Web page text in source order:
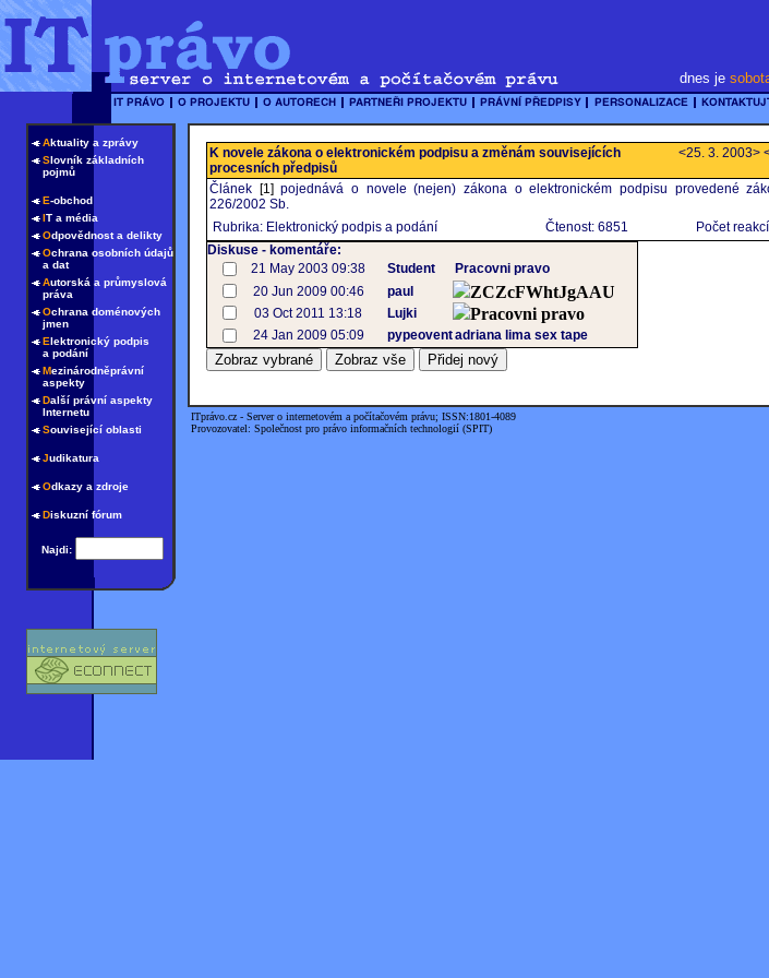
dnes je
Aktuality a zprávy
Slovník základních
pojmů
E-obchod
IT a média
Odpovědnost a delikty
Ochrana osobních údajů
a dat
Autorská a průmyslová
práva
Ochrana doménových
jmen
Elektronický podpis
a podání
Mezinárodněprávní
aspekty
Další právní aspekty
Internetu
Související oblasti
Judikatura
Odkazy a zdroje
Diskuzní fórum
Najdi:
K novele zákona o elektronickém podpisu a změnám souvisejících
procesních předpisů
<25. 3. 2003>
Článek [1] pojednává o novele (nejen) zákona o elektronickém podpisu provedené
226/2002 Sb.
Rubrika: Elektronický podpis a podání
Čtenost: 6851
Počet
Diskuse - komentáře:
21 May 2003 09:38
Student
Pracovni pravo
20 Jun 2009 00:46
paul ZCZcFWhtJgAAU
03 Oct 2011 13:18 Lujki Pracovni pravo
24 Jan 2009 05:09 pypeoventadriana lima sex tape
ITprávo.cz - Server o internetovém a počítačovém právu; ISSN:1801-4089
Provozovatel: Společnost pro právo informačních technologií (SPIT)